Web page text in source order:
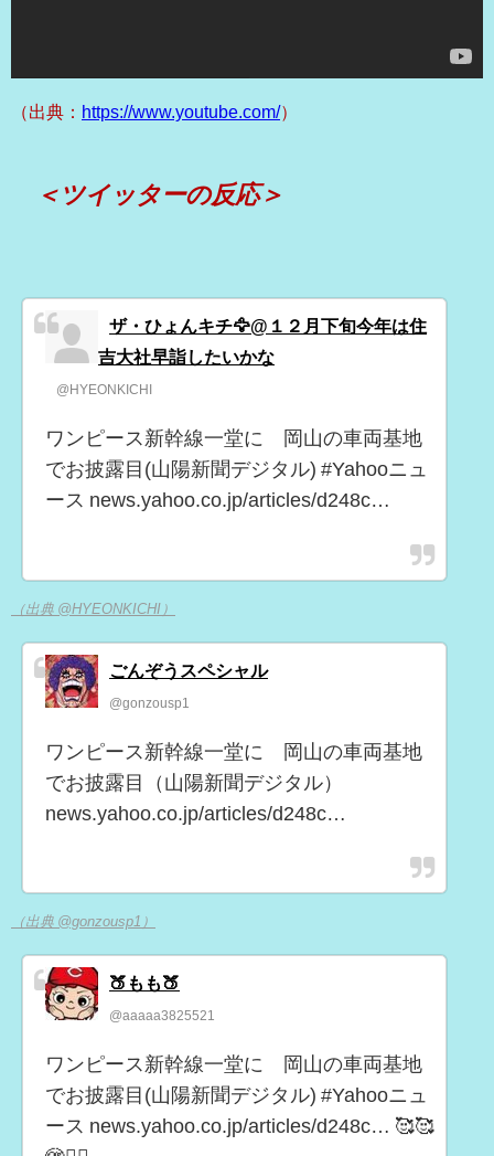
（出典： https://www.youtube.com/）
＜ツイッターの反応＞
ザ・ひょんキチ🦅@１２月下旬今年は住
吉大社早詣したいかな
@HYEONKICHI
ワンピース新幹線一堂に 岡山の車両基地
でお披露目(山陽新聞デジタル) #Yahooニュ
ース news.yahoo.co.jp/articles/d248c…
（出典 @HYEONKICHI）
ごんぞうスペシャル
@gonzousp1
ワンピース新幹線一堂に 岡山の車両基地
でお披露目（山陽新聞デジタル）
news.yahoo.co.jp/articles/d248c…
（出典 @gonzousp1）
🍑もも🍑
@aaaaa3825521
ワンピース新幹線一堂に 岡山の車両基地
でお披露目(山陽新聞デジタル) #Yahooニュ
ース news.yahoo.co.jp/articles/d248c… 🥰🥰